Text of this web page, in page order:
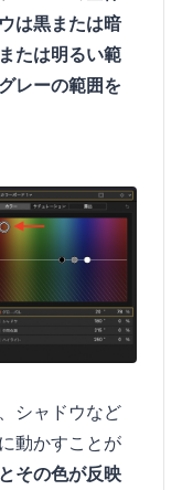
は黒または暗
たは明るい範
レーの範囲を
シャドウなど
動かすことが
その色が反映